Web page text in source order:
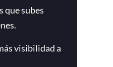
que subes
visibilidad a